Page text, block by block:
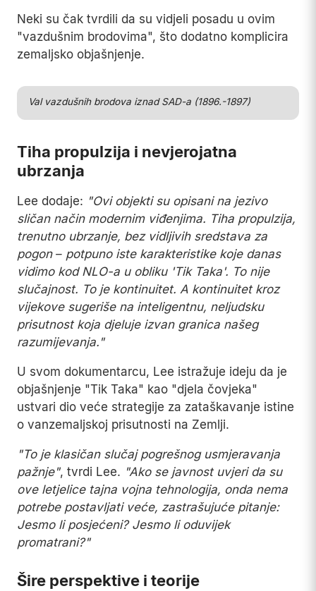
Neki su čak tvrdili da su vidjeli posadu u ovim
"vazdušnim brodovima", što dodatno komplicira
zemaljsko objašnjenje.
Val vazdušnih brodova iznad SAD-a (1896.-1897)
Tiha propulzija i nevjerojatna
ubrzanja
Lee dodaje: "Ovi objekti su opisani na jezivo
sličan način modernim viđenjima. Tiha propulzija,
trenutno ubrzanje, bez vidljivih sredstava za
pogon – potpuno iste karakteristike koje danas
vidimo kod NLO-a u obliku 'Tik Taka'. To nije
slučajnost. To je kontinuitet. A kontinuitet kroz
vijekove sugeriše na inteligentnu, neljudsku
prisutnost koja djeluje izvan granica našeg
razumijevanja."
U svom dokumentarcu, Lee istražuje ideju da je
objašnjenje "Tik Taka" kao "djela čovjeka"
ustvari dio veće strategije za zataškavanje istine
o vanzemaljskoj prisutnosti na Zemlji.
"To je klasičan slučaj pogrešnog usmjeravanja
pažnje", tvrdi Lee. "Ako se javnost uvjeri da su
ove letjelice tajna vojna tehnologija, onda nema
potrebe postavljati veće, zastrašujuće pitanje:
Jesmo li posjećeni? Jesmo li oduvijek
promatrani?"
Šire perspektive i teorije